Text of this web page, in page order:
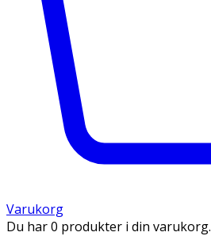
Varukorg
Du har 0 produkter i din varukorg.